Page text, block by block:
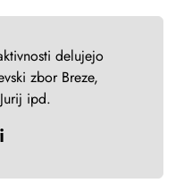
delujejo
zbor Breze,
ipd.